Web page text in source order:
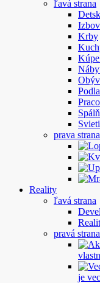
ľavá strana
Krby
prava strana
Reality
ľavá strana
pravá strana
je